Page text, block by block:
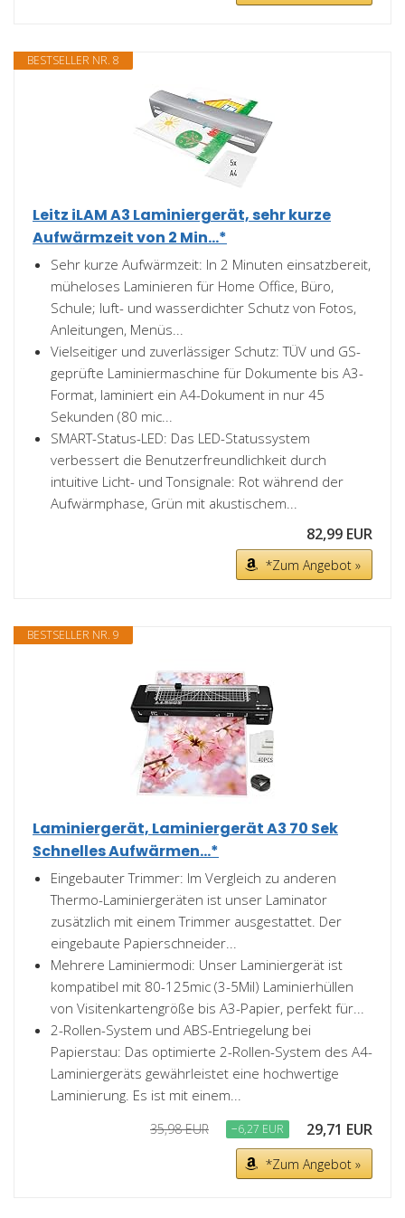
BESTSELLER NR. 8
Leitz iLAM A3 Laminiergerät, sehr kurze
Aufwärmzeit von 2 Min...*
Sehr kurze Aufwärmzeit: In 2 Minuten einsatzbereit,
müheloses Laminieren für Home Office, Büro,
Schule; luft- und wasserdichter Schutz von Fotos,
Anleitungen, Menüs...
Vielseitiger und zuverlässiger Schutz: TÜV und GS-
geprüfte Laminiermaschine für Dokumente bis A3-
Format, laminiert ein A4-Dokument in nur 45
Sekunden (80 mic...
SMART-Status-LED: Das LED-Statussystem
verbessert die Benutzerfreundlichkeit durch
intuitive Licht- und Tonsignale: Rot während der
Aufwärmphase, Grün mit akustischem...
82,99 EUR
*Zum Angebot »
BESTSELLER NR. 9
Laminiergerät, Laminiergerät A3 70 Sek
Schnelles Aufwärmen...*
Eingebauter Trimmer: Im Vergleich zu anderen
Thermo-Laminiergeräten ist unser Laminator
zusätzlich mit einem Trimmer ausgestattet. Der
eingebaute Papierschneider...
Mehrere Laminiermodi: Unser Laminiergerät ist
kompatibel mit 80-125mic (3-5Mil) Laminierhüllen
von Visitenkartengröße bis A3-Papier, perfekt für...
2-Rollen-System und ABS-Entriegelung bei
Papierstau: Das optimierte 2-Rollen-System des A4-
Laminiergeräts gewährleistet eine hochwertige
Laminierung. Es ist mit einem...
35,98 EUR −6,27 EUR 29,71 EUR
*Zum Angebot »